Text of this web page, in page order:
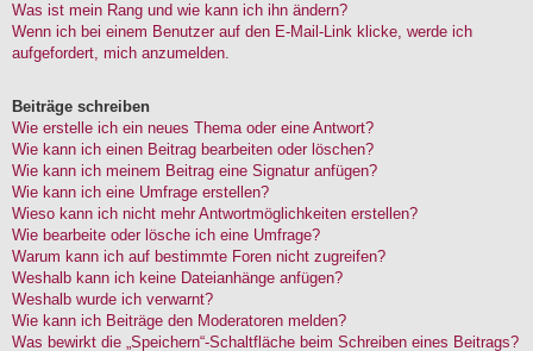
Was ist mein Rang und wie kann ich ihn ändern?
Wenn ich bei einem Benutzer auf den E-Mail-Link klicke, werde ich
aufgefordert, mich anzumelden.
Beiträge schreiben
Wie erstelle ich ein neues Thema oder eine Antwort?
Wie kann ich einen Beitrag bearbeiten oder löschen?
Wie kann ich meinem Beitrag eine Signatur anfügen?
Wie kann ich eine Umfrage erstellen?
Wieso kann ich nicht mehr Antwortmöglichkeiten erstellen?
Wie bearbeite oder lösche ich eine Umfrage?
Warum kann ich auf bestimmte Foren nicht zugreifen?
Weshalb kann ich keine Dateianhänge anfügen?
Weshalb wurde ich verwarnt?
Wie kann ich Beiträge den Moderatoren melden?
Was bewirkt die „Speichern“-Schaltfläche beim Schreiben eines Beitrags?